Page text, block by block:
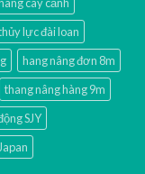
cây cảnh
lực đài loan
hang nâng đơn 8m
thang nâng hàng 9m
SJY